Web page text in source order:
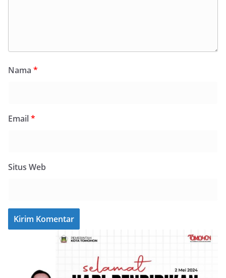
Nama *
Email*
Situs Web